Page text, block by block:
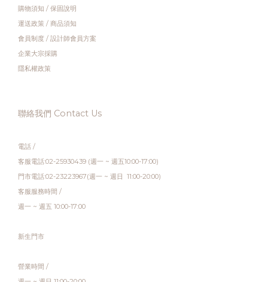
購物須知 / 保固說明
運送政策 / 商品須知
會員制度 / 設計師會員方案
企業大宗採購
隱私權政策
聯絡我們 Contact Us
電話 /
客服電話:02-25930439 (週一 ~ 週五10:00-17:00)
門市電話:02-23223967(週一 ~ 週日 11:00-20:00)
客服服務時間 /
週一 ~ 週五 10:00-17:00
新生門市
營業時間 /